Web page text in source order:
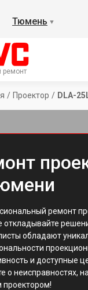
Тюмень ▼
ремонт
/ Проектор / DLA-
ремонт
откладывайте
обладают
и доступные
о неисправностях,
проектором!